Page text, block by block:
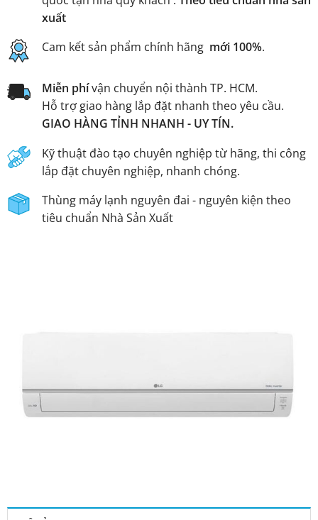
xuất
Cam kết sản phẩm chính hãng mới 100%.
Miễn phívận chuyển nội thành TP. HCM.
Hỗ trợ giao hàng lắp đặt nhanh theo yêu cầu.
GIAO HÀNG TỈNH NHANH - UY TÍN.
Kỹ thuật đào tạo chuyên nghiệp từ hãng, thi công
lắp đặt chuyên nghiệp, nhanh chóng.
Thùng máy lạnh nguyên đai - nguyên kiện theo
tiêu chuẩn Nhà Sản Xuất